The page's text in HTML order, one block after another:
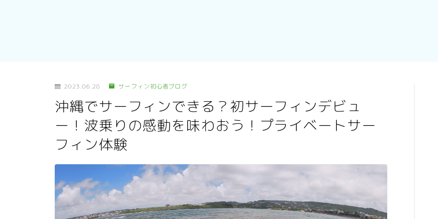
2023.06.28 サーフィン初心者ブログ
沖縄でサーフィンできる？初サーフィンデビュ
ー！波乗りの感動を味わおう！プライベートサー
フィン体験